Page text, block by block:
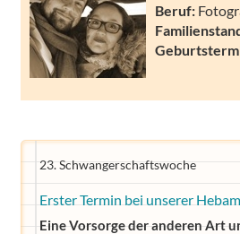
Beruf:
23. Schwangerschaftswoche
Erster Termin bei unserer
Eine Vorsorge der anderen Art